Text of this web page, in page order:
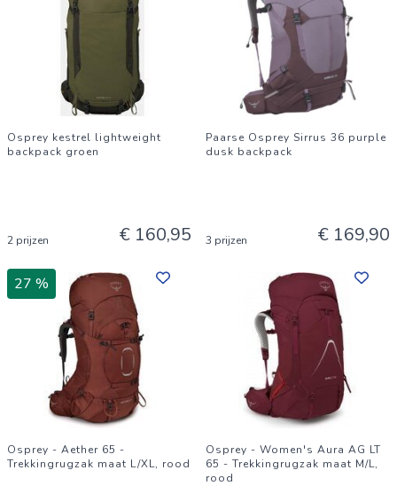
Osprey kestrel lightweight
backpack groen
2 prijzen € 160,95
Paarse Osprey Sirrus 36 purple
dusk backpack
3 prijzen € 169,90
27 %
Osprey - Aether 65 -
Trekkingrugzak maat L/XL, rood
Osprey - Women's Aura AG LT
65 - Trekkingrugzak maat M/L,
rood